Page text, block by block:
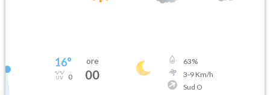
16°
0
ore
00
63%
3-9Km/h
Sud O